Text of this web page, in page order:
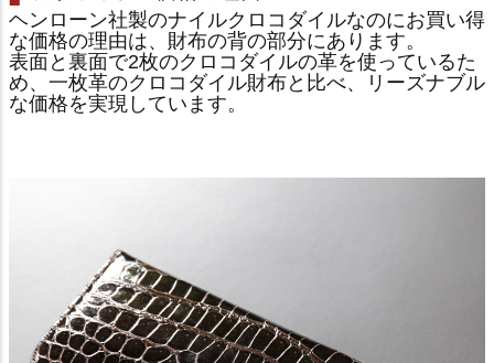
ヘンローン社製のナイルクロコダイルなのにお買い得
な価格の理由は、財布の背の部分にあります。
表面と裏面で2枚のクロコダイルの革を使っているた
め、一枚革のクロコダイル財布と比べ、リーズナブル
な価格を実現しています。